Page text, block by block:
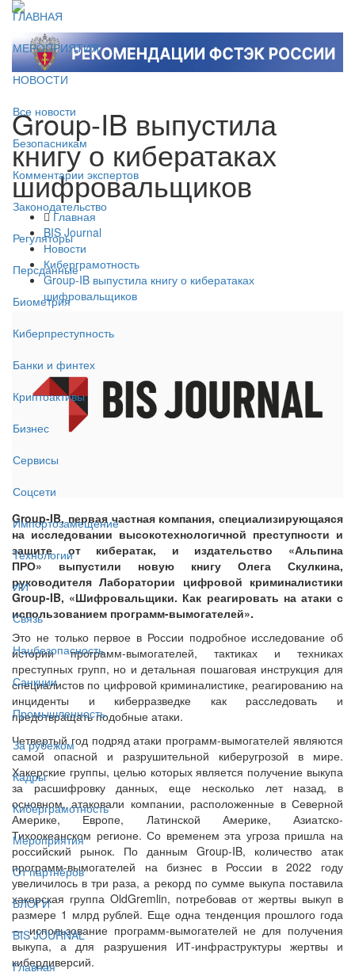
ГЛАВНАЯ
МЕРОПРИЯТИЯ
НОВОСТИ
Все новости
Безопасникам
Комментарии экспертов
Законодательство
Регуляторы
Персданные
Биометрия
Киберпреступность
Банки и финтех
Криптоактивы
Бизнес
Сервисы
Соцсети
Импортозамещение
Технологии
ИИ
Связь
Нацбезопасность
Санкции
Промышленность
За рубежом
Кадры
Киберграмотность
Мероприятия
От партнёров
БЛОГИ
BIS JOURNAL
Главная
Group-IB выпустила
книгу о кибератаках
шифровальщиков
Главная
BIS Journal
Новости
Киберграмотность
Group-IB выпустила книгу о кибератаках
шифровальщиков
Group-IB, первая частная компания, специализирующаяся
на исследовании высокотехнологичной преступности и
защите от кибератак, и издательство «Альпина
ПРО» выпустили новую книгу Олега Скулкина,
руководителя Лаборатории цифровой криминалистики
Group-IB, «Шифровальщики. Как реагировать на атаки с
использованием программ-вымогателей».
Это не только первое в России подробное исследование об
истории программ-вымогателей, тактиках и техниках
преступных групп, но и детальная пошаговая инструкция для
специалистов по цифровой криминалистике, реагированию на
инциденты и киберразведке как расследовать и
предотвращать подобные атаки.
Четвертый год подряд атаки программ-вымогателей являются
самой опасной и разрушительной киберугрозой в мире.
Хакерские группы, целью которых является получение выкупа
за расшифровку данных, еще несколько лет назад, в
основном, атаковали компании, расположенные в Северной
Америке, Европе, Латинской Америке, Азиатско-
Тихоокеанском регионе. Со временем эта угроза пришла на
российский рынок. По данным Group-IB, количество атак
программ-вымогателей на бизнес в России в 2022 году
увеличилось в три раза, а рекорд по сумме выкупа поставила
хакерская группа OldGremlin, потребовав от жертвы выкуп в
размере 1 млрд рублей. Еще одна тенденция прошлого года
— использование программ-вымогателей не для получения
выкупа, а для разрушения ИТ-инфраструктуры жертвы и
кибердиверсий.